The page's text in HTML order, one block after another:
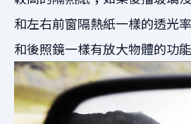
和左右前窗隔熱紙一樣的透光
和後照鏡一樣有放大物體的功